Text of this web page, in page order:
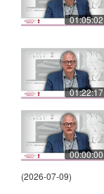
01:05:02
01:22:17
00:00:00
(2026-07-09)